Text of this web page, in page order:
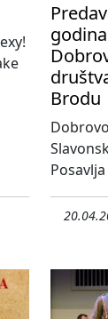
Brodu
Posavlja